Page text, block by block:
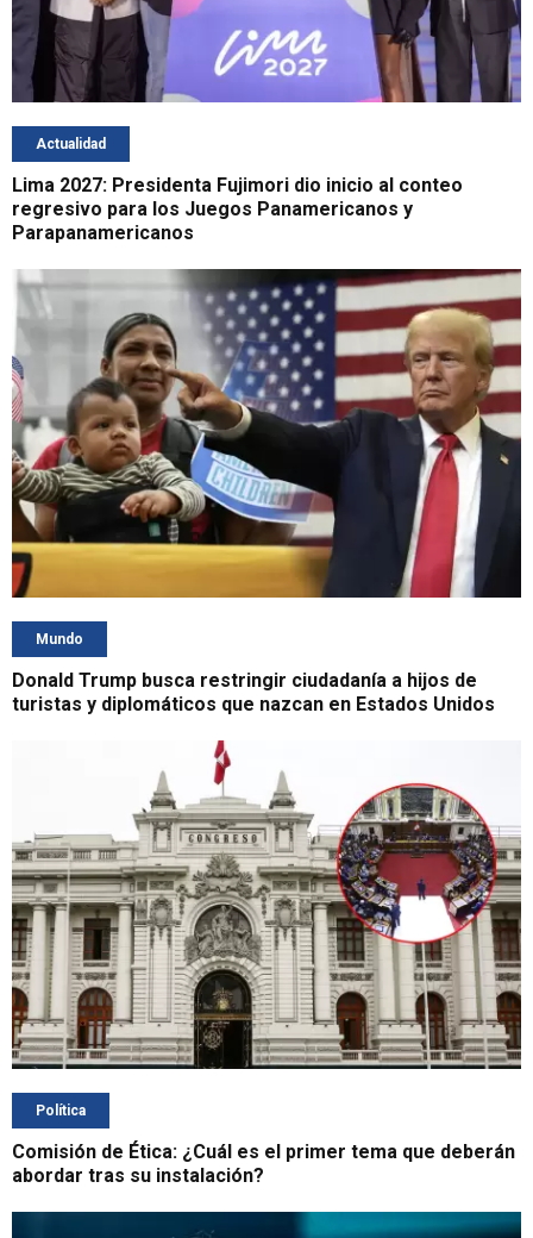
Actualidad
Lima 2027: Presidenta Fujimori dio inicio al conteo
regresivo para los Juegos Panamericanos y
Parapanamericanos
Mundo
Donald Trump busca restringir ciudadanía a hijos de
turistas y diplomáticos que nazcan en Estados Unidos
Política
Comisión de Ética: ¿Cuál es el primer tema que deberán
abordar tras su instalación?